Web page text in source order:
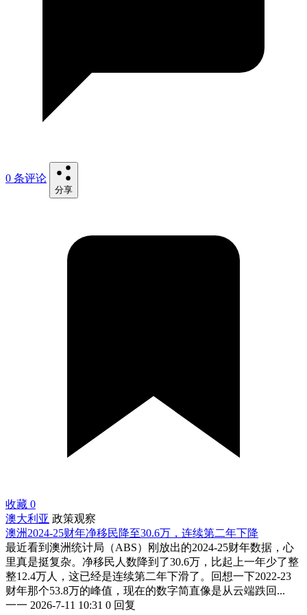
0 条评论
分享
收藏 0
澳大利亚 政策观察
澳洲2024-25财年净移民降至30.6万，连续第二年下降
最近看到澳洲统计局（ABS）刚放出的2024-25财年数据，心
里真是挺复杂。净移民人数降到了30.6万，比起上一年少了整
整12.4万人，这已经是连续第二年下滑了。回想一下2022-23
财年那个53.8万的峰值，现在的数字简直像是从云端跌回...
一一 2026-7-11 10:31 0 回复